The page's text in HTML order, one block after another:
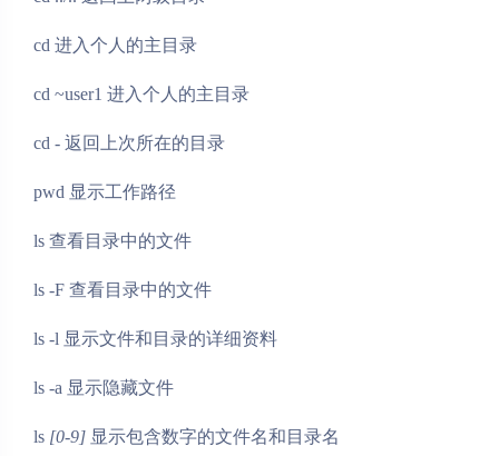
cd 进入个人的主目录
cd ~user1 进入个人的主目录
cd - 返回上次所在的目录
pwd 显示工作路径
ls 查看目录中的文件
ls -F 查看目录中的文件
ls -l 显示文件和目录的详细资料
ls -a 显示隐藏文件
ls [0-9] 显示包含数字的文件名和目录名